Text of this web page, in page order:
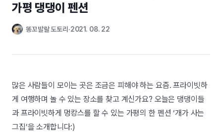
가평 댕댕이 펜션
똥꼬발랄 도토리 2021. 08. 22
많은 사람들이 모이는 곳은 조금은 피해야 하는 요즘. 프라이빗하
게 여행하며 놀 수 있는 장소를 찾고 계신가요? 오늘은 댕댕이들
과 프라이빗하게 멍캉스를 할 수 있는 가평의 한 펜션 ‘개가 사는
그집’을 소개합니다:)